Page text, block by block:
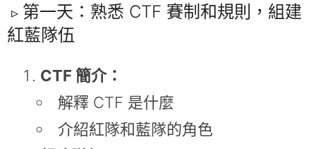
第一天：熟悉 CTF 賽制和規則，組建
紅藍隊伍
CTF 簡介：
解釋 CTF 是什麼
介紹紅隊和藍隊的角色